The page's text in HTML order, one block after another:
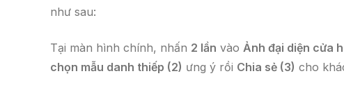
như sau:
Tại màn hình chính, nhấn 2 lần vào Ảnh đại diện cửa
chọn mẫu danh thiếp (2) ưng ý rồi Chia sẻ (3) cho